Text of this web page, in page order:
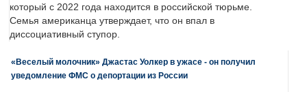
который с 2022 года находится в российской тюрьме.
Семья американца утверждает, что он впал в
диссоциативный ступор.
«Веселый молочник» Джастас Уолкер в ужасе - он получил
уведомление ФМС о депортации из России